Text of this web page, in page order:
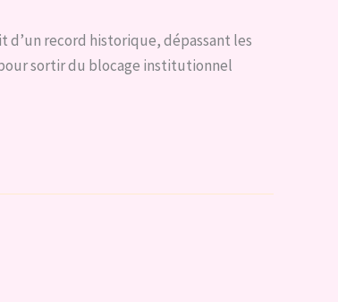
d’un record historique, dépassant les
sortir du blocage institutionnel